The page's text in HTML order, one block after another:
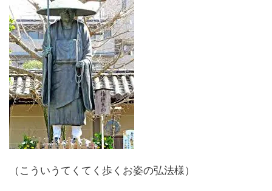
（こういうてくてく歩くお姿の弘法様）